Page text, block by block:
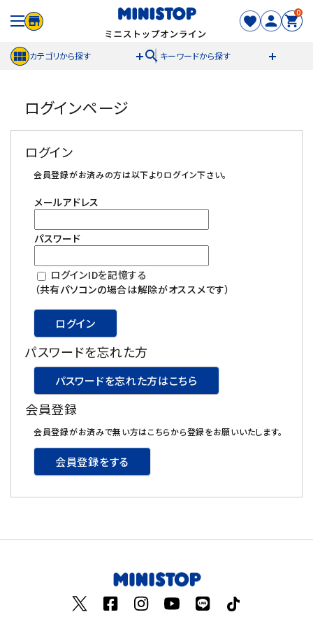
0
カテゴリから探す search キーワードから探す
meeting_room ログイン person 新規登録
セール商品
カテゴリから探す
冷凍食品
スイーツ
お菓子
酒類
日用品
ギフト
ログインページ
ログイン
会員登録がお済みの方は以下よりログイン下さい。
メールアドレス
パスワード
ログインIDを記憶する
（共有パソコンの場合は解除がオススメです）
ログイン
パスワードを忘れた方
パスワードを忘れた方はこちら
会員登録
会員登録がお済みで無い方はこちらから登録をお願いいたします。
会員登録をする